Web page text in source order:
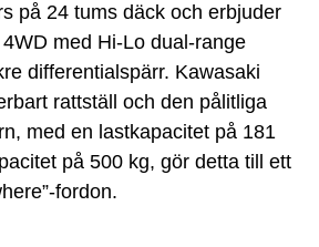
på 24 tums däck och erbjuder
med Hi-Lo dual-range
differentialspärr. Kawasaki
rattställ och den pålitliga
med en lastkapacitet på 181
på 500 kg, gör detta till ett
fordon.